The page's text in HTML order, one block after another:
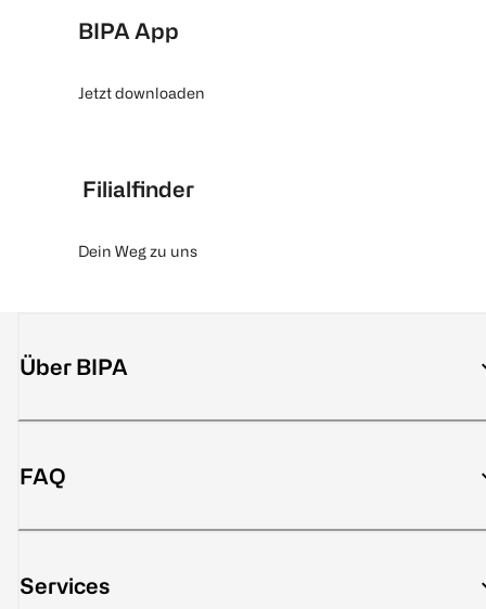
BIPA App
Jetzt downloaden
Filialfinder
Dein Weg zu uns
Über BIPA
FAQ
Services